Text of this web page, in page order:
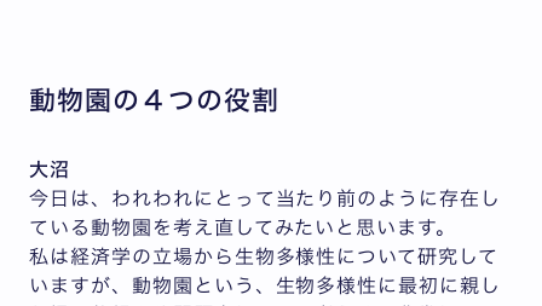
動物園の４つの役割
大沼
今日は、われわれにとって当たり前のように存在し
ている動物園を考え直してみたいと思います。
私は経済学の立場から生物多様性について研究して
いますが、動物園という、生物多様性に最初に親し